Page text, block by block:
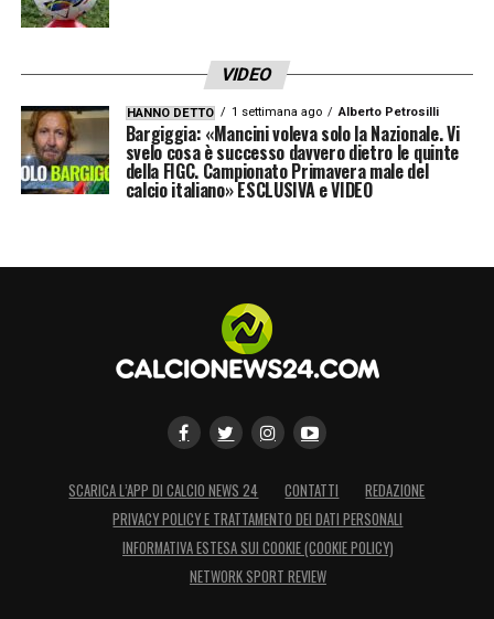
VIDEO
HANNO DETTO 1 settimana ago Alberto Petrosilli
Bargiggia: «Mancini voleva solo la Nazionale. Vi
svelo cosa è successo davvero dietro le quinte
della FIGC. Campionato Primavera male del
calcio italiano» ESCLUSIVA e VIDEO
SCARICA L’APP DI CALCIO NEWS 24 CONTATTI
REDAZIONE
PRIVACY POLICY E TRATTAMENTO DEI DATI PERSONALI
INFORMATIVA ESTESA SUI COOKIE (COOKIE POLICY)
NETWORK SPORT REVIEW